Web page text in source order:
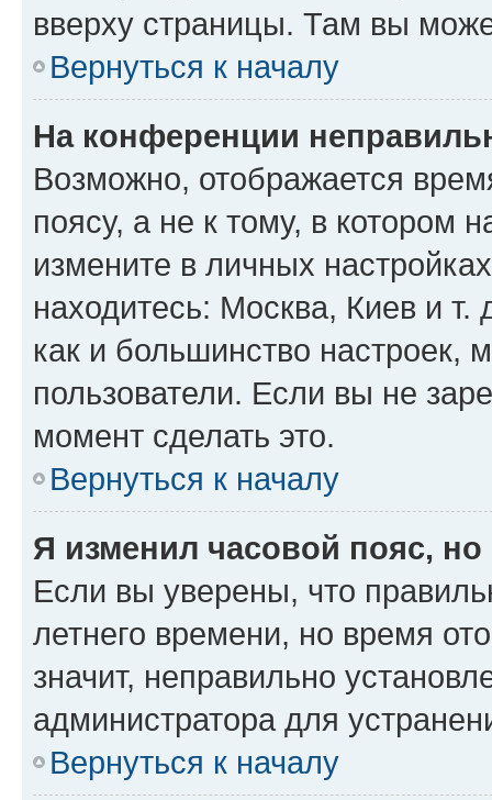
вверху страницы. Там вы
Вернуться к началу
На конференции
Возможно, отображается
поясу, а не к тому, в котором
измените в личных
находитесь: Москва, Киев и т.
как и большинство настроек,
пользователи. Если вы не
момент сделать это.
Вернуться к началу
Я изменил часовой пояс,
Если вы уверены, что
летнего времени, но время
значит, неправильно
администратора для
Вернуться к началу